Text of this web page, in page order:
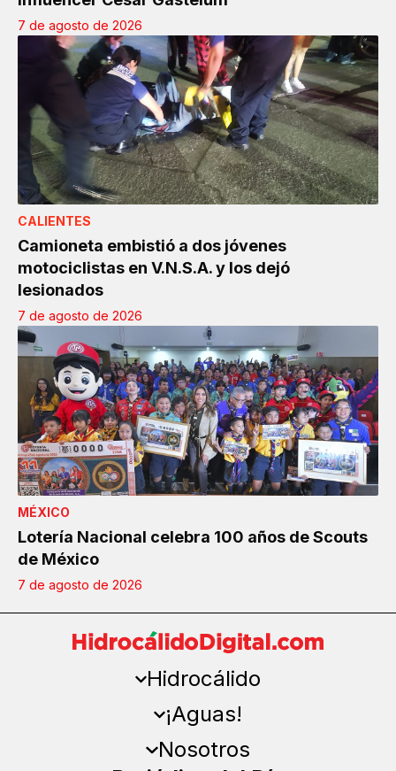
7 de agosto de 2026
CALIENTES
Camioneta embistió a dos jóvenes
motociclistas en V.N.S.A. y los dejó
lesionados
7 de agosto de 2026
MÉXICO
Lotería Nacional celebra 100 años de Scouts
de México
7 de agosto de 2026
Hidrocálido
¡Aguas!
Nosotros